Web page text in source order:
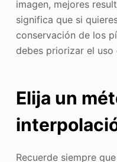
imagen, mejores
significa que si
conservación de los
debes priorizar el uso
Elija un
Recuerde siempre